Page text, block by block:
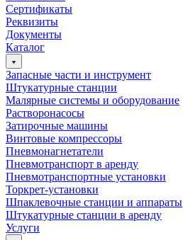
Сертификаты
Реквизиты
Документы
Каталог
Запасные части и инструмент
Штукатурные станции
Малярные системы и оборудование
Растворонасосы
Затирочные машины
Винтовые компрессоры
Пневмонагнетатели
Пневмотранспорт в аренду
Пневмотранспортные установки
Торкрет-установки
Шпаклевочные станции и аппараты
Штукатурные станции в аренду
Услуги